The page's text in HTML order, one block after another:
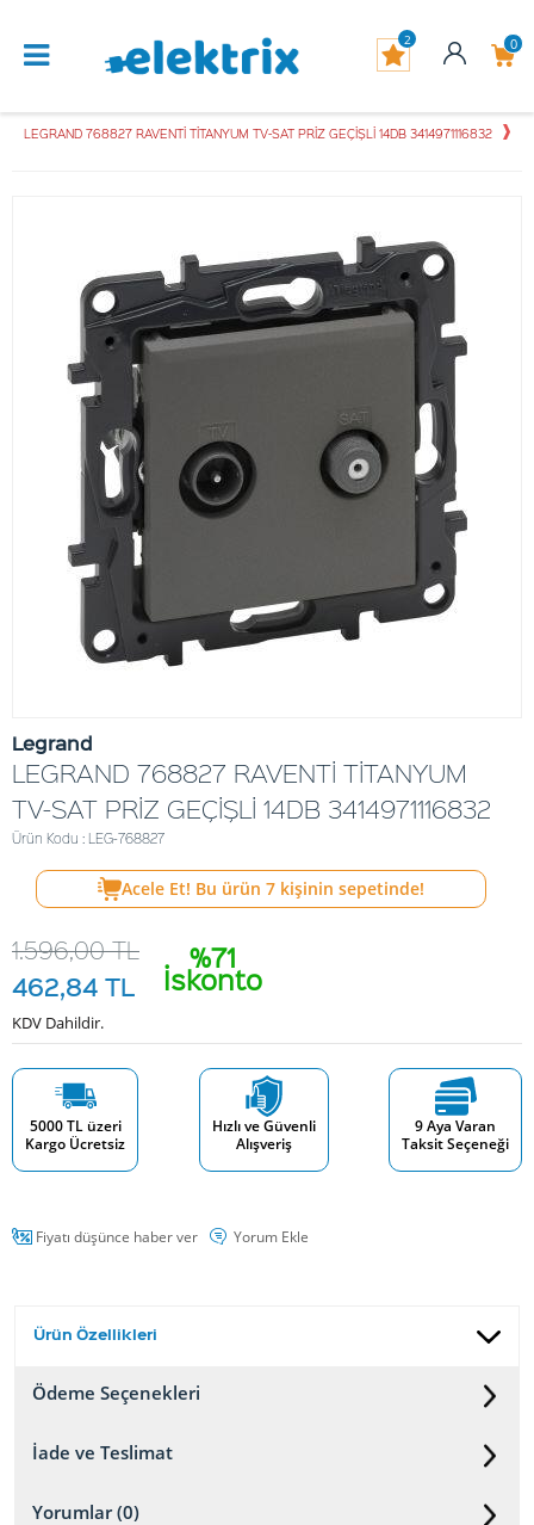
0
2
LEGRAND 768827 RAVENTİ TİTANYUM TV-SAT PRİZ GEÇİŞLİ 14DB 3414971116832
Legrand
LEGRAND 768827 RAVENTİ TİTANYUM
TV-SAT PRİZ GEÇİŞLİ 14DB 3414971116832
Ürün Kodu : LEG-768827
Acele Et! Bu ürün 7 kişinin sepetinde!
%71
İskonto
1.596,00TL
462,84 TL
KDV Dahildir.
5000 TL üzeri
Kargo Ücretsiz
Hızlı ve Güvenli
Alışveriş
9 Aya Varan
Taksit Seçeneği
Fiyatı düşünce haber ver Yorum Ekle
Ürün Özellikleri
Ödeme Seçenekleri
İade ve Teslimat
Yorumlar (0)